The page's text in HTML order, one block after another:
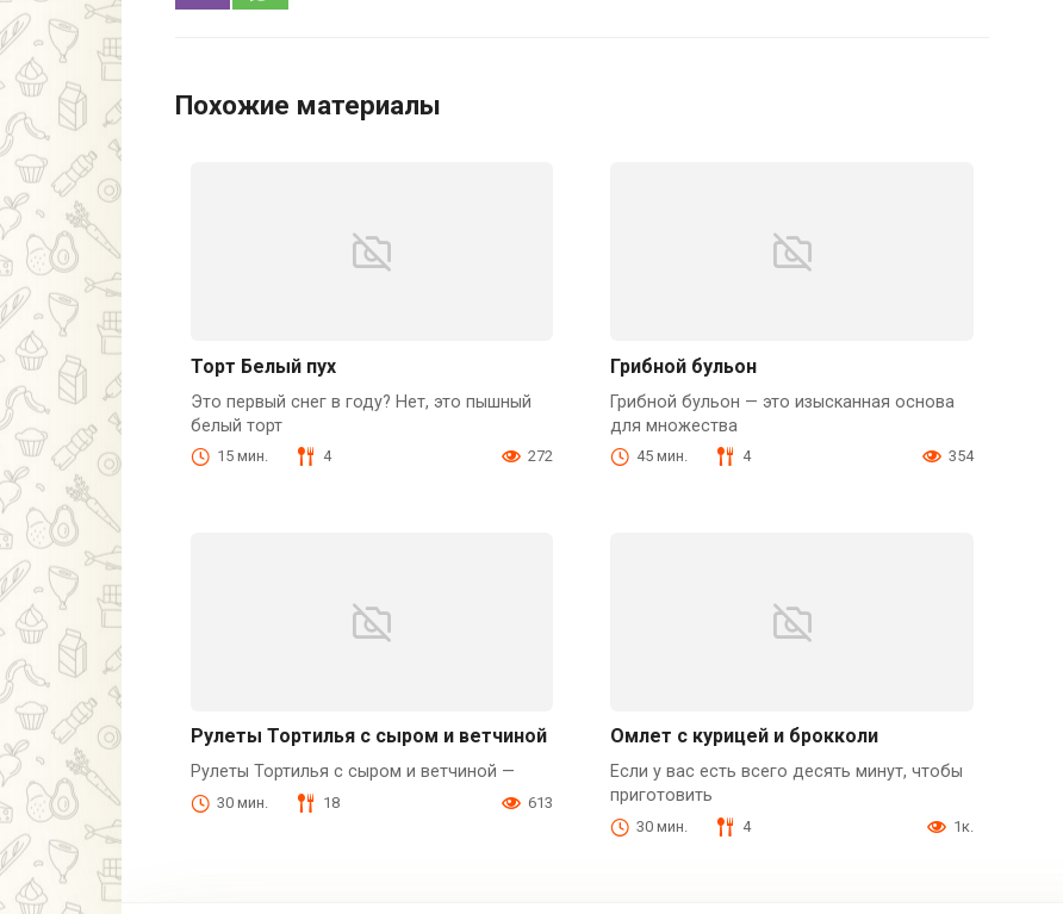
Похожие материалы
Торт Белый пух
Это первый снег в году? Нет, это пышный
белый торт
15 мин. 4 272
Грибной бульон
Грибной бульон — это изысканная основа
для множества
45 мин. 4 354
Рулеты Тортилья с сыром и ветчиной
Рулеты Тортилья с сыром и ветчиной —
30 мин. 18 613
Омлет с курицей и брокколи
Если у вас есть всего десять минут, чтобы
приготовить
30 мин. 4 1к.